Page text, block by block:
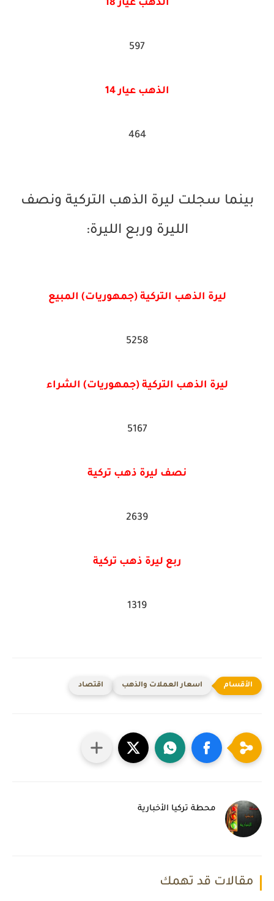
الذهب عيار 18
597
الذهب عيار 14
464
بينما سجلت ليرة الذهب التركية ونصف
الليرة وربع الليرة:
ليرة الذهب التركية (جمهوريات) المبيع
5258
ليرة الذهب التركية (جمهوريات) الشراء
5167
نصف ليرة ذهب تركية
2639
ربع ليرة ذهب تركية
1319
اسعار العملات والذهب اقتصاد
محطة تركيا الأخبارية
مقالات قد تهمك